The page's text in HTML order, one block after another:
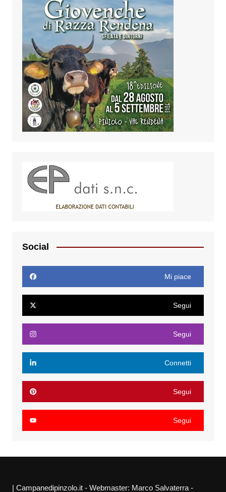
Social
Mi piace
Segui
Segui
Connetti
Segui
Segui
| Campanedipinzolo.it - Webmaster: Marco Salvaterra -